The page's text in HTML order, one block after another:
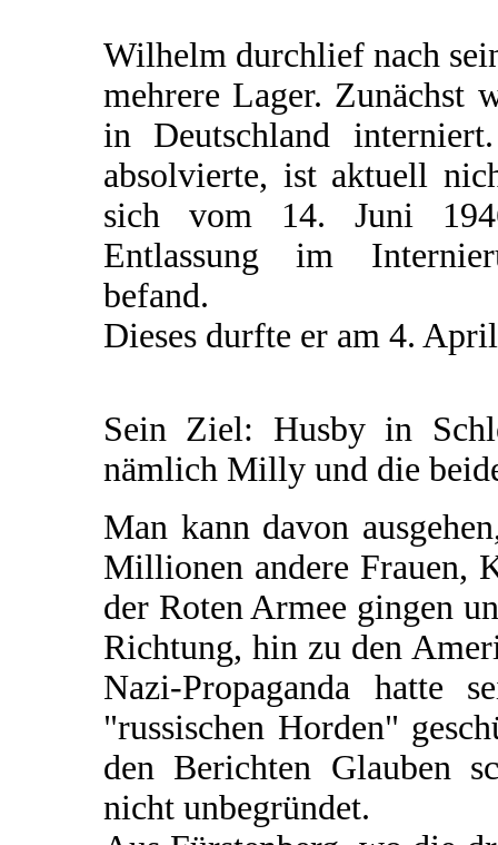
Wilhelm durchlief nach
mehrere Lager. Zunächst
in Deutschland
absolvierte, ist aktuell
sich vom 14. Juni
Entlassung im
befand.
Dieses durfte er am 4.
Sein Ziel: Husby in
nämlich Milly und die
Man kann davon
Millionen andere Frauen,
der Roten Armee gingen
Richtung, hin zu den
Nazi-Propaganda hatte
"russischen Horden"
den Berichten Glauben
nicht unbegründet.